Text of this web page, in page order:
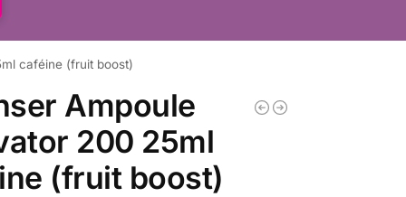
caféine (fruit boost)
Ampoule
200 25ml
(fruit boost)